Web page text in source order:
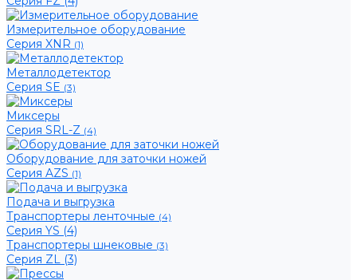
Измерительное оборудование
Серия XNR (1)
Металлодетектор
Серия SE (3)
Миксеры
Серия SRL-Z (4)
Оборудование для заточки ножей
Серия AZS (1)
Подача и выгрузка
Транспортеры ленточные (4)
Серия YS (4)
Транспортеры шнековые (3)
Серия ZL (3)